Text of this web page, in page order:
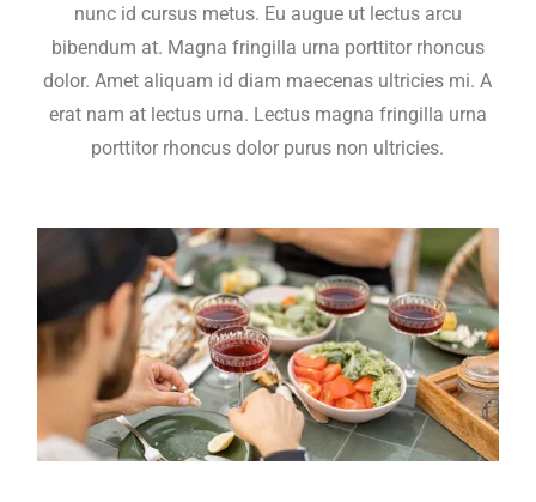
nunc id cursus metus. Eu augue ut lectus arcu
bibendum at. Magna fringilla urna porttitor rhoncus
dolor. Amet aliquam id diam maecenas ultricies mi. A
erat nam at lectus urna. Lectus magna fringilla urna
porttitor rhoncus dolor purus non ultricies.